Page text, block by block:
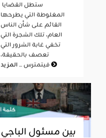
المغلوطة التي يطرحها
القائم على شأن الناس
العام، تلك الشجرة التي
تخفي غابة الشرور التي
تعصف بالحقيقة،
فيتمترس ...المزيد
بين مسئول الباجي